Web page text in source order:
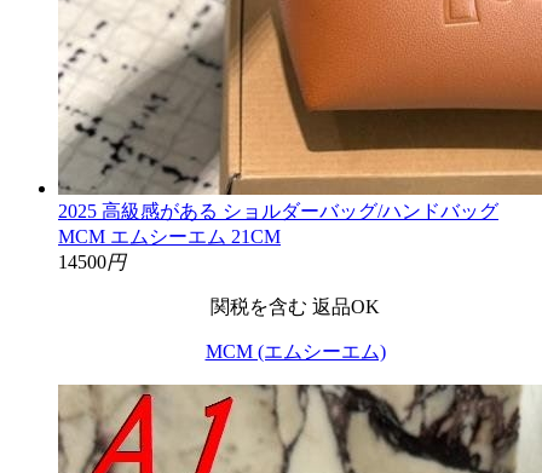
2025 高級感がある ショルダーバッグ/ハンドバッグ
MCM エムシーエム 21CM
14500円
関税を含む 返品OK
MCM (エムシーエム)